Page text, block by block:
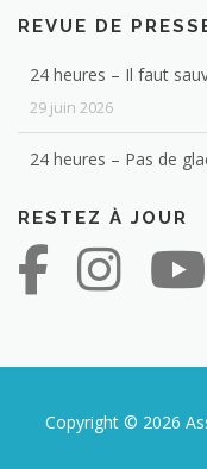
REVUE DE
29 juin 2026
24 heures – Pas de
Sulpice
Les habitants de votre
la réponse
24 heures – Un
7 janvier 2026
RESTEZ À JOUR
Copyright © 2026